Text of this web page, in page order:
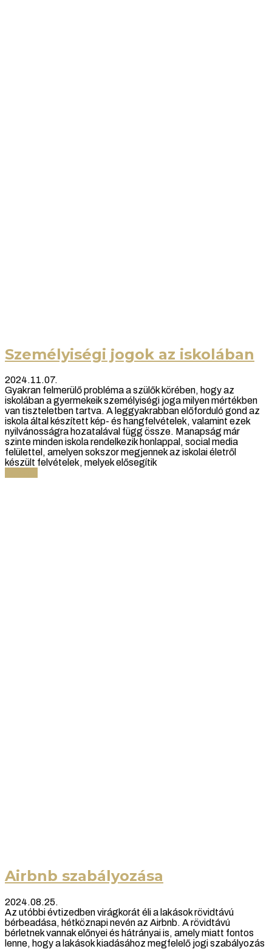
Személyiségi jogok az iskolában
2024.11.07.
Gyakran felmerülő probléma a szülők körében, hogy az
iskolában a gyermekeik személyiségi joga milyen mértékben
van tiszteletben tartva. A leggyakrabban előforduló gond az
iskola által készített kép- és hangfelvételek, valamint ezek
nyilvánosságra hozatalával függ össze. Manapság már
szinte minden iskola rendelkezik honlappal, social media
felülettel, amelyen sokszor megjennek az iskolai életről
készült felvételek, melyek elősegítik
Airbnb szabályozása
2024.08.25.
Az utóbbi évtizedben virágkorát éli a lakások rövidtávú
bérbeadása, hétköznapi nevén az Airbnb. A rövidtávú
bérletnek vannak előnyei és hátrányai is, amely miatt fontos
lenne, hogy a lakások kiadásához megfelelő jogi szabályozás